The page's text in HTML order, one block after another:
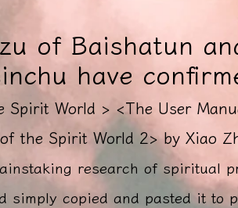
of Baishatun
have
Spirit World > <The User
of the Spirit World 2> by Xiao
research of spiritual
simply copied and pasted it to